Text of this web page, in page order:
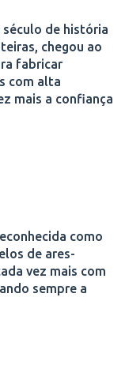
século de história
chegou ao
fabricar
com alta
mais a confiança
como
de ares-
vez mais com
sempre a